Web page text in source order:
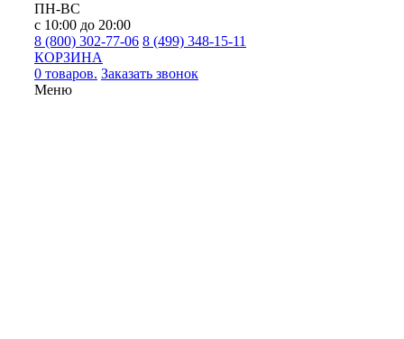
ПН-ВС
с 10:00 до 20:00
8 (800) 302-77-06 8 (499) 348-15-11
КОРЗИНА
0 товаров. Заказать звонок
Меню